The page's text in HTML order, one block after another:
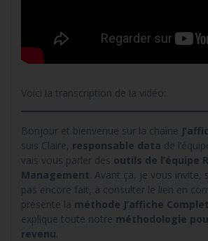
Voici la transcription de la vidéo:
Bonjour et bienvenue sur la chaîne
suis Claire, responsable data de
vais vous parler des outils de l’équipe
Management . Avant ça, je vous invite,
pas encore fait, à consulter le lien en
présente la méthode J’affiche Complet
explique toute notre méthodologie
revenu